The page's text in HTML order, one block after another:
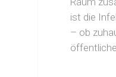
ist die
– ob